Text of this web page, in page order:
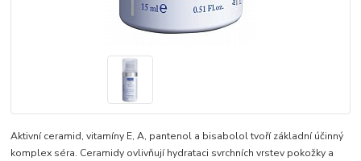
Aktivní ceramid, vitamíny E, A, pantenol a bisabolol tvoří základní účinný
komplex séra. Ceramidy ovlivňují hydrataci svrchních vrstev pokožky a